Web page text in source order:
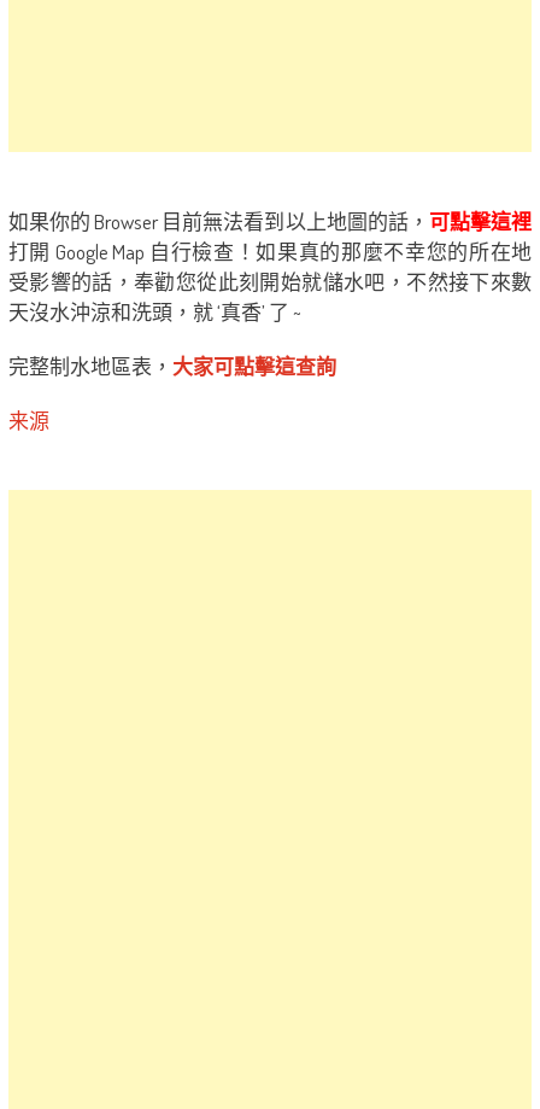
如果你的 Browser 目前無法看到以上地圖的話， 可點擊這裡
打開 Google Map 自行檢查！如果真的那麼不幸您的所在地
受影響的話，奉勸您從此刻開始就儲水吧，不然接下來數
天沒水沖涼和洗頭，就 ‘真香’ 了 ~
完整制水地區表， 大家可點擊這查詢
来源